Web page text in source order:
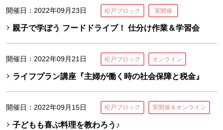
開催日：2022年09月23日 松戸ブロック 実開催
親子で学ぼう フードドライブ！ 仕分け作業＆学習会
開催日：2022年09月21日 松戸ブロック オンライン
ライフプラン講座『主婦が働く時の社会保障と税金』
開催日：2022年09月15日 松戸ブロック 実開催＆オンライン
子どもも喜ぶ料理を教わろう♪